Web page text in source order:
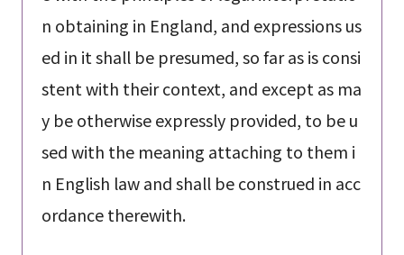
n obtaining in England, and expressions us
ed in it shall be presumed, so far as is consi
stent with their context, and except as ma
y be otherwise expressly provided, to be u
sed with the meaning attaching to them i
n English law and shall be construed in acc
ordance therewith.